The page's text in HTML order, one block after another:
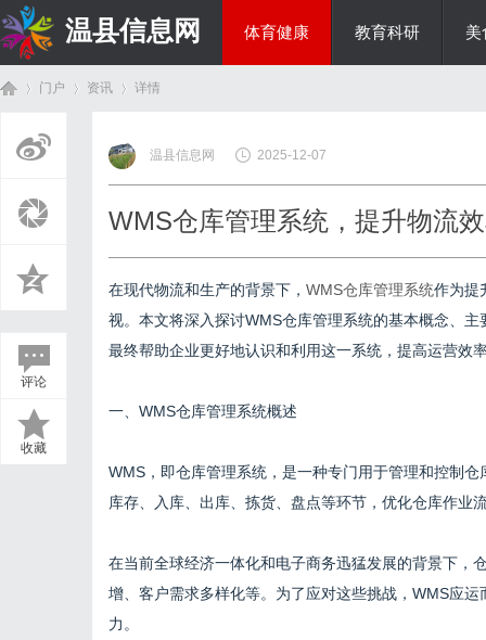
温县信息网 体育健康 教育科研 美
门户 资讯
›
详情
评论
收藏
温县信息网 2025-12-07
WMS仓库管理系统，提升物流
在现代物流和生产的背景下， WMS仓库管理系统作为提
视。本文将深入探讨WMS仓库管理系统的基本概念、
最终帮助企业更好地认识和利用这一系统，提高运营效
一、WMS仓库管理系统概述
WMS，即仓库管理系统，是一种专门用于管理和控制
库存、入库、出库、拣货、盘点等环节，优化仓库作业
在当前全球经济一体化和电子商务迅猛发展的背景下，
增、客户需求多样化等。为了应对这些挑战，WMS应
力。